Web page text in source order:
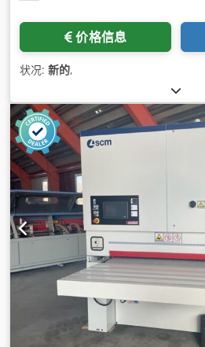
价格信息
状况: 新的,